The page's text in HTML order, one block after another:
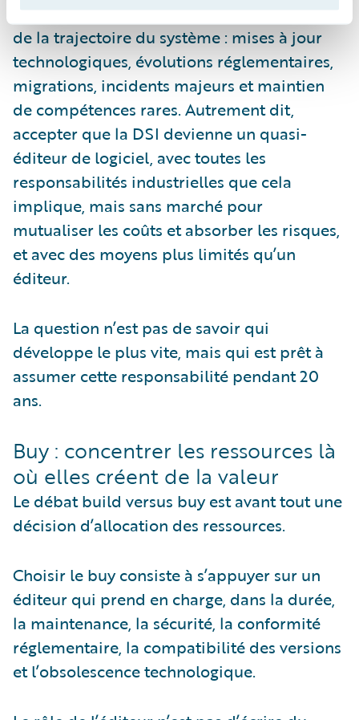
Choisir le build, c’est assumer l’intégralité
de la trajectoire du système : mises à jour
technologiques, évolutions réglementaires,
migrations, incidents majeurs et maintien
de compétences rares. Autrement dit,
accepter que la DSI devienne un quasi-
éditeur de logiciel, avec toutes les
responsabilités industrielles que cela
implique, mais sans marché pour
mutualiser les coûts et absorber les risques,
et avec des moyens plus limités qu’un
éditeur.
La question n’est pas de savoir qui
développe le plus vite, mais qui est prêt à
assumer cette responsabilité pendant 20
ans.
Buy : concentrer les ressources là
où elles créent de la valeur
Le débat build versus buy est avant tout une
décision d’allocation des ressources.
Choisir le buy consiste à s’appuyer sur un
éditeur qui prend en charge, dans la durée,
la maintenance, la sécurité, la conformité
réglementaire, la compatibilité des versions
et l’obsolescence technologique.